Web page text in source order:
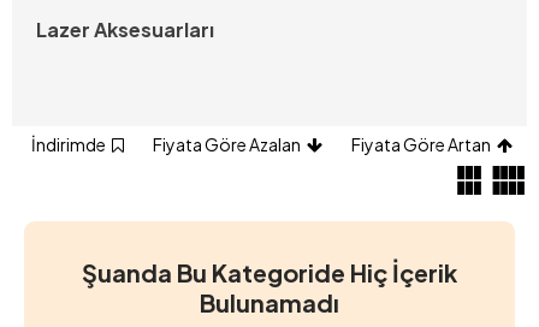
Lazer Aksesuarları
İndirimde Fiyata Göre Azalan Fiyata Göre Artan
Şuanda Bu Kategoride Hiç İçerik
Bulunamadı